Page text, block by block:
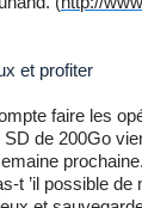
et profiter
faire les
de 200Go
t ’il possible